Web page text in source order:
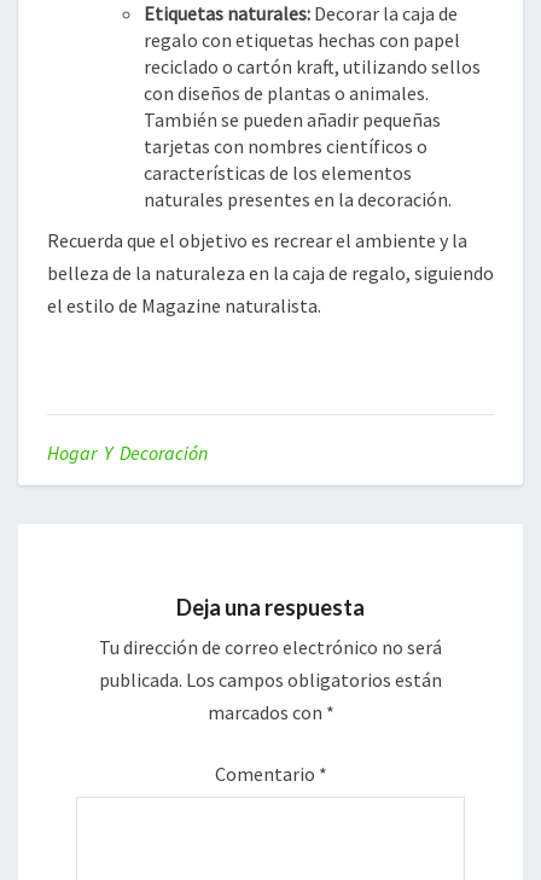
Etiquetas naturales: Decorar la caja de
regalo con etiquetas hechas con papel
reciclado o cartón kraft, utilizando sellos
con diseños de plantas o animales.
También se pueden añadir pequeñas
tarjetas con nombres científicos o
características de los elementos
naturales presentes en la decoración.
Recuerda que el objetivo es recrear el ambiente y la
belleza de la naturaleza en la caja de regalo, siguiendo
el estilo de Magazine naturalista.
Hogar Y Decoración
Deja una respuesta
Tu dirección de correo electrónico no será
publicada. Los campos obligatorios están
marcados con *
Comentario *